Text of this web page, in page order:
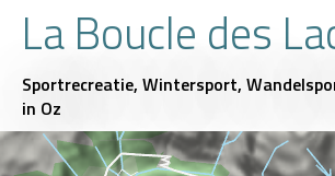
La Boucle des
Sportrecreatie, Wintersport,
in Oz